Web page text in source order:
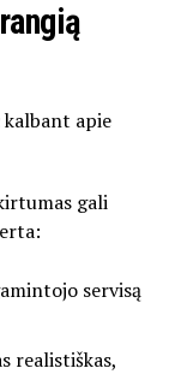
kalbant apie
gali
servisą
realistiškas,